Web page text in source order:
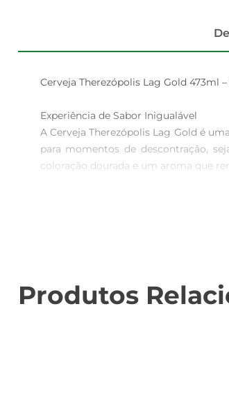
Cerveja Therezópolis Lag Gold 473ml
Experiência de Sabor Inigualável
A Cerveja Therezópolis Lag Gold é
para momentos de descontração,
coloração dourada e um aroma que
Para aproveitar ao máximo a
proporciona uma sensação
Produtos